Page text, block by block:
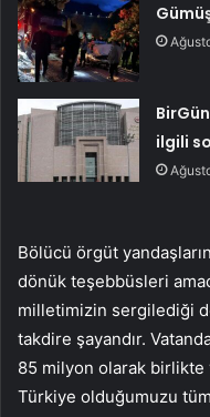
ilgili
Bölücü örgüt
dönük teşebbüsleri
milletimizin sergilediği
takdire şayandır.
85 milyon olarak
Türkiye olduğumuzu